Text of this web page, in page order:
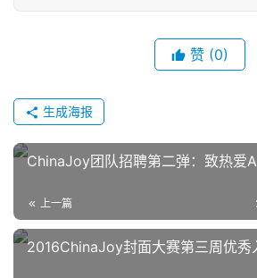
)
赞 (0)
生成海报
ChinaJoy团队招聘第二弹：致热爱
上一篇
2016ChinaJoy封面大赛第三周优秀